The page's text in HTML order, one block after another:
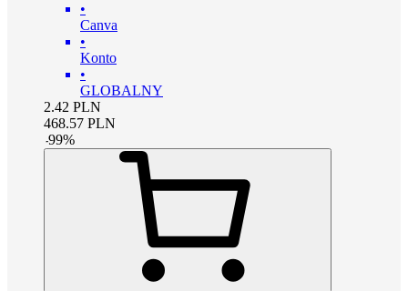
•
Canva
•
Konto
•
GLOBALNY
2.42 PLN
468.57 PLN
-99%